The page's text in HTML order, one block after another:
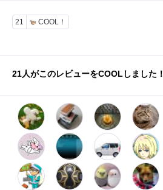
21 COOL！
21人がこのレビューをCOOLしました！